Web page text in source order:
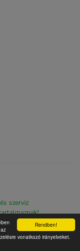
Rendben!
vonatkozó irányelveket.
szerviz
byThe Web